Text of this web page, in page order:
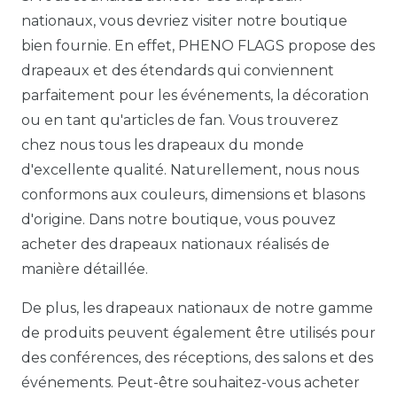
nationaux, vous devriez visiter notre boutique
bien fournie. En effet, PHENO FLAGS propose des
drapeaux et des étendards qui conviennent
parfaitement pour les événements, la décoration
ou en tant qu'articles de fan. Vous trouverez
chez nous tous les drapeaux du monde
d'excellente qualité. Naturellement, nous nous
conformons aux couleurs, dimensions et blasons
d'origine. Dans notre boutique, vous pouvez
acheter des drapeaux nationaux réalisés de
manière détaillée.
De plus, les drapeaux nationaux de notre gamme
de produits peuvent également être utilisés pour
des conférences, des réceptions, des salons et des
événements. Peut-être souhaitez-vous acheter